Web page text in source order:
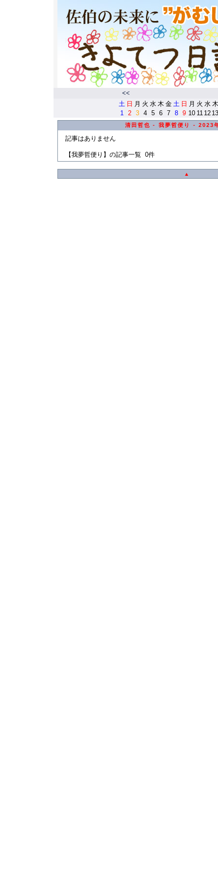
<<
土 日 月 火 水 木 金 土 日 月 火 水 木
1
2 3 4 5 6 7 8 9 10 11 12 13
清田哲也 - 我夢哲便り - 2023
記事はありません
【我夢哲便り】の記事一覧 0件
▲